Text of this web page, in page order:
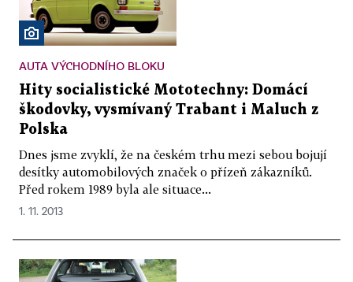
AUTA VÝCHODNÍHO BLOKU
Hity socialistické Mototechny: Domácí
škodovky, vysmívaný Trabant i Maluch z
Polska
Dnes jsme zvyklí, že na českém trhu mezi sebou bojují
desítky automobilových značek o přízeň zákazníků.
Před rokem 1989 byla ale situace...
1. 11. 2013